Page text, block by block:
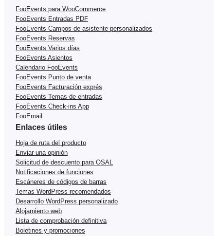
FooEvents para WooCommerce
FooEvents Entradas PDF
FooEvents Campos de asistente personalizados
FooEvents Reservas
FooEvents Varios días
FooEvents Asientos
Calendario FooEvents
FooEvents Punto de venta
FooEvents Facturación exprés
FooEvents Temas de entradas
FooEvents Check-ins App
FooEmail
Enlaces útiles
Hoja de ruta del producto
Enviar una opinión
Solicitud de descuento para OSAL
Notificaciones de funciones
Escáneres de códigos de barras
Temas WordPress recomendados
Desarrollo WordPress personalizado
Alojamiento web
Lista de comprobación definitiva
Boletines y promociones